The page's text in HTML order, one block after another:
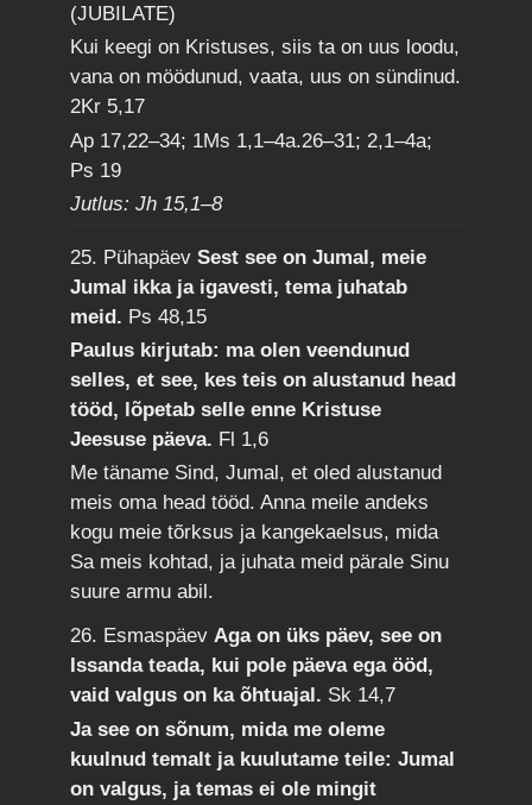
(JUBILATE)
Kui keegi on Kristuses, siis ta on uus loodu,
vana on möödunud, vaata, uus on sündinud.
2Kr 5,17
Ap 17,22–34; 1Ms 1,1–4a.26–31; 2,1–4a;
Ps 19
Jutlus: Jh 15,1–8
25. PühapäevSest see on Jumal, meie
Jumal ikka ja igavesti, tema juhatab
meid. Ps 48,15
Paulus kirjutab: ma olen veendunud
selles, et see, kes teis on alustanud head
tööd, lõpetab selle enne Kristuse
Jeesuse päeva. Fl 1,6
Me täname Sind, Jumal, et oled alustanud
meis oma head tööd. Anna meile andeks
kogu meie tõrksus ja kangekaelsus, mida
Sa meis kohtad, ja juhata meid pärale Sinu
suure armu abil.
26. EsmaspäevAga on üks päev, see on
Issanda teada, kui pole päeva ega ööd,
vaid valgus on ka õhtuajal. Sk 14,7
Ja see on sõnum, mida me oleme
kuulnud temalt ja kuulutame teile: Jumal
on valgus, ja temas ei ole mingit